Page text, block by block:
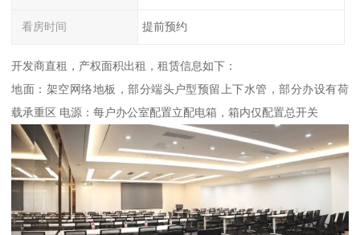
看房时间 提前预约
开发商直租，产权面积出租，租赁信息如下：
地面：架空网络地板，部分端头户型预留上下水管，部分办设有荷
载承重区 电源：每户办公室配置立配电箱，箱内仅配置总开关